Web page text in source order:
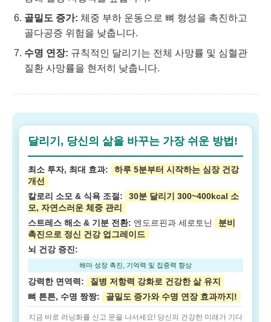
골밀도 증가: 체중 부하 운동으로 뼈 형성을 촉진하고
골다공증 위험을 낮춥니다.
수명 연장: 규칙적인 달리기는 전체 사망률 및 심혈관
질환 사망률을 현저히 낮춥니다.
달리기, 당신의 삶을 바꾸는 가장 쉬운 방법!
최소 투자, 최대 효과:
하루 5분부터 시작하는 심장 건강
개선
칼로리 소모 & 식욕 조절:
30분 달리기 300~400kcal 소
모, 자연스러운 체중 관리
스트레스 해소 & 기분 전환: 엔도르핀과 세로토닌
분비
촉진으로 정신 건강 업그레이드
뇌 건강 증진:
해마 성장 촉진, 기억력 및 집중력 향상
강력한 면역력:
질병 저항력 강화로 건강한 삶 유지
뼈 튼튼, 수명 짱짱:
골밀도 증가와 수명 연장 효과까지!
지금 바로 러닝화를 신고 문을 나서세요! 당신의 건강한 미래가 기다